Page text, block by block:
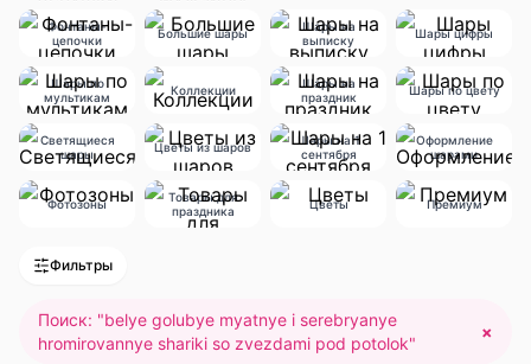
Фонтаны-
цепочки
Большие шары
Шары на
выписку
Шары цифры
Шары по
мультикам
Коллекции
Шары на
праздник
Шары по цвету
Светящиеся
шары
Цветы из шаров
Шары на 1
сентября
Оформление
шарами
Фотозоны
Товары для
праздника
Цветы Премиум
Фильтры
Поиск: "belye golubye myatnye i serebryanye
hromirovannye shariki so zvezdami pod potolok"
×